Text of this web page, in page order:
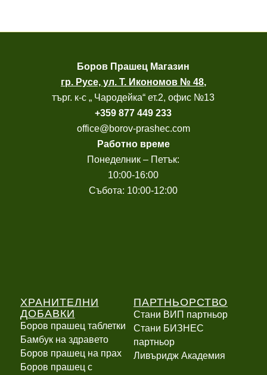
Боров Прашец Магазин
гр. Русе, ул. Т. Икономов № 48,
търг. к-с „ Чародейка“ ет.2, офис №13
+359 877 449 233
office@borov-prashec.com
Работно време
Понеделник – Петък:
10:00-16:00
Събота: 10:00-12:00
ХРАНИТЕЛНИ
ДОБАВКИ
Боров прашец таблетки
Бамбук на здравето
Боров прашец на прах
Боров прашец с
ПАРТНЬОРСТВО
Стани ВИП партньор
Стани БИЗНЕС
партньор
Ливъридж Академия